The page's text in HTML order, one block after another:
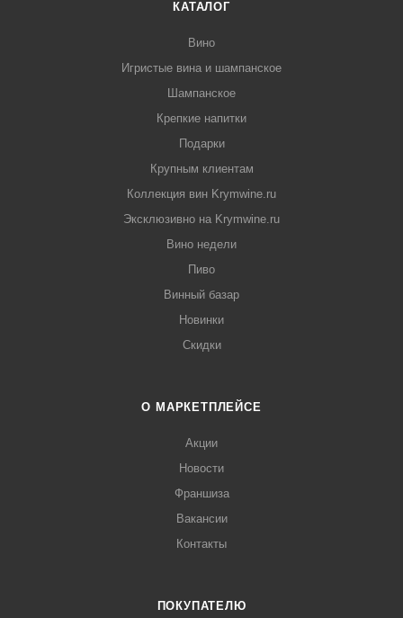
КАТАЛОГ
Вино
Игристые вина и шампанское
Шампанское
Крепкие напитки
Подарки
Крупным клиентам
Коллекция вин Krymwine.ru
Эксклюзивно на Krymwine.ru
Вино недели
Пиво
Винный базар
Новинки
Скидки
О МАРКЕТПЛЕЙСЕ
Акции
Новости
Франшиза
Вакансии
Контакты
ПОКУПАТЕЛЮ